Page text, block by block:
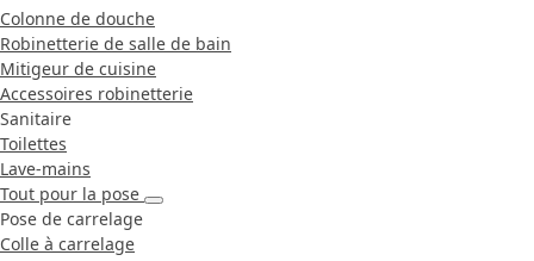
Colonne de douche
Robinetterie de salle de bain
Mitigeur de cuisine
Accessoires robinetterie
Sanitaire
Toilettes
Lave-mains
Tout pour la pose
Pose de carrelage
Colle à carrelage